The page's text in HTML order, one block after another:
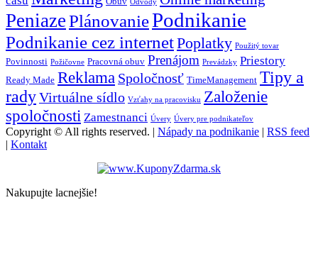
Odvody
PeniazePlánovaniePodnikanie
Podnikanie cez internetPoplatky Použitý tovar
Povinnosti Požičovne Pracovná obuv Prenájom Prevádzky Priestory
Ready Made Reklama Spoločnosť TimeManagement Tipy a
radyVirtuálne sídlo Vzťahy na pracovisku Založenie
spoločnosti Zamestnanci Úvery Úvery pre podnikateľov
Copyright © All rights reserved. | Nápady na podnikanie | RSS feed
| Kontakt
Nakupujte lacnejšie!